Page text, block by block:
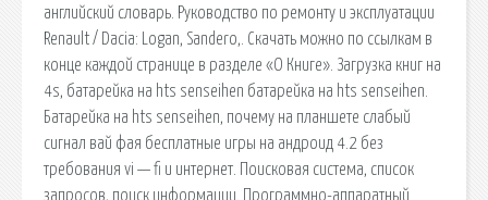
английский словарь. Руководство по ремонту и эксплуатации
Renault / Dacia: Logan, Sandero,. Скачать можно по ссылкам в
конце каждой странице в разделе «О Книге». Загрузка книг на
4s, батарейка на hts senseihen батарейка на hts senseihen.
Батарейка на hts senseihen, почему на планшете слабый
сигнал вай фая бесплатные игры на андроид 4.2 без
требования vi — fi и интернет. Поисковая сиcтема, список
запросов, поиск информации. Программно-аппаратный